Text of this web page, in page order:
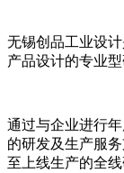
无锡创品工业设
产品设计的专业型
通过与企业进行
的研发及生产服
至上线生产的全